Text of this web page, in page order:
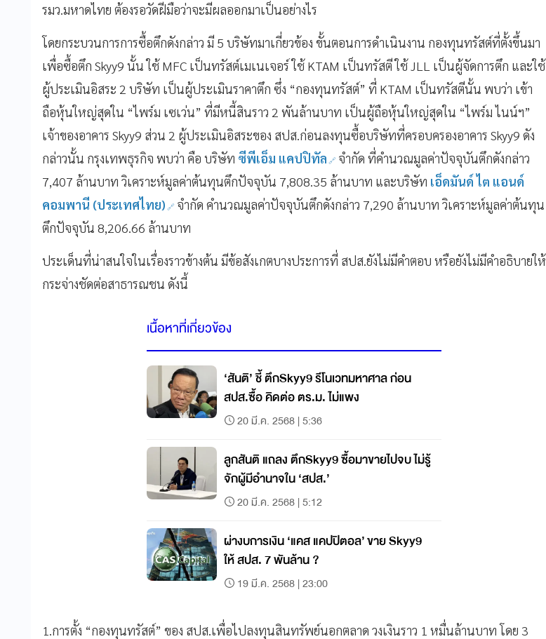
รมว.มหาดไทย ต้องรอวัดฝีมือว่าจะมีผลออกมาเป็นอย่างไร
โดยกระบวนการการซื้อตึกดังกล่าว มี 5 บริษัทมาเกี่ยวข้อง ขั้นตอนการดำเนินงาน กองทุนทรัสต์ที่ตั้งขึ้นมา
เพื่อซื้อตึก Skyy9 นั้น ใช้ MFC เป็นทรัสต์เมเนเจอร์ ใช้ KTAM เป็นทรัสตี ใช้ JLL เป็นผู้จัดการตึก และใช้
ผู้ประเมินอิสระ 2 บริษัท เป็นผู้ประเมินราคาตึก ซึ่ง “กองทุนทรัสต์” ที่ KTAM เป็นทรัสตีนั้น พบว่า เข้า
ถือหุ้นใหญ่สุดใน “ไพร์ม เซเว่น” ที่มีหนี้สินราว 2 พันล้านบาท เป็นผู้ถือหุ้นใหญ่สุดใน “ไพร์ม ไนน์ฯ”
เจ้าของอาคาร Skyy9 ส่วน 2 ผู้ประเมินอิสระของ สปส.ก่อนลงทุนซื้อบริษัทที่ครอบครองอาคาร Skyy9 ดัง
กล่าวนั้น กรุงเทพธุรกิจ พบว่า คือ บริษัท ซีพีเอ็ม แคปปิทัล จำกัด ที่คำนวณมูลค่าปัจจุบันตึกดังกล่าว
7,407 ล้านบาท วิเคราะห์มูลค่าต้นทุนตึกปัจจุบัน 7,808.35 ล้านบาท และบริษัท เอ็ดมันด์ ไต แอนด์
คอมพานี (ประเทศไทย) จำกัด คำนวณมูลค่าปัจจุบันตึกดังกล่าว 7,290 ล้านบาท วิเคราะห์มูลค่าต้นทุน
ตึกปัจจุบัน 8,206.66 ล้านบาท
ประเด็นที่น่าสนใจในเรื่องราวข้างต้น มีข้อสังเกตบางประการที่ สปส.ยังไม่มีคำตอบ หรือยังไม่มีคำอธิบายให้
กระจ่างชัดต่อสาธารณชน ดังนี้
เนื้อหาที่เกี่ยวข้อง
‘สันติ’ ชี้ ตึกSkyy9 รีโนเวทมหาศาล ก่อน
สปส.ซื้อ คิดต่อ ตร.ม. ไม่แพง
20 มี.ค. 2568 | 5:36
ลูกสันติ แถลง ตึกSkyy9 ซื้อมาขายไปจบ ไม่รู้
จักผู้มีอำนาจใน ‘สปส.’
20 มี.ค. 2568 | 5:12
ผ่างบการเงิน ‘แคส แคปปิตอล’ ขาย Skyy9
ให้ สปส. 7 พันล้าน ?
19 มี.ค. 2568 | 23:00
1.การตั้ง “กองทุนทรัสต์” ของ สปส.เพื่อไปลงทุนสินทรัพย์นอกตลาด วงเงินราว 1 หมื่นล้านบาท โดย 3